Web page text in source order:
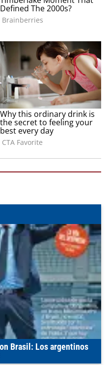
Brasil: Los argentinos